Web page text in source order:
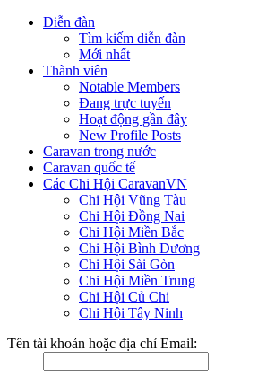
Diễn đàn
Tìm kiếm diễn đàn
Mới nhất
Thành viên
Notable Members
Đang trực tuyến
Hoạt động gần đây
New Profile Posts
Caravan trong nước
Caravan quốc tế
Các Chi Hội CaravanVN
Chi Hội Vũng Tàu
Chi Hội Đồng Nai
Chi Hội Miền Bắc
Chi Hội Bình Dương
Chi Hội Sài Gòn
Chi Hội Miền Trung
Chi Hội Củ Chi
Chi Hội Tây Ninh
Tên tài khoản hoặc địa chỉ Email: